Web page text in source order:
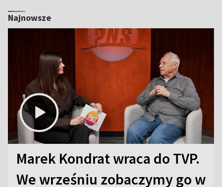
Najnowsze
Marek Kondrat wraca do TVP.
We wrześniu zobaczymy go w